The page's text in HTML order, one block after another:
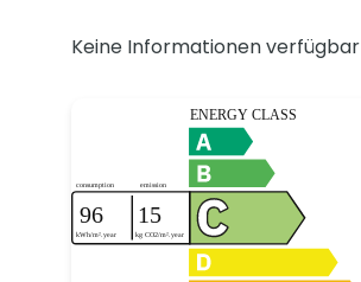
Keine Informationen verfügbar